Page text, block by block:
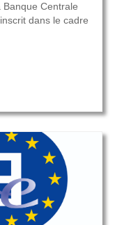
Centrale
dans le cadre